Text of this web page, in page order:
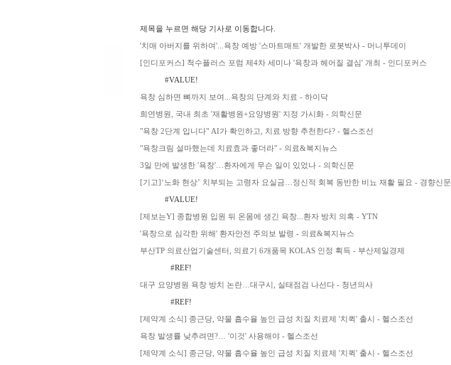
제목을 누르면 해당 기사로 이동합니다.
'치매 아버지를 위하여'...욕창 예방 '스마트매트' 개발한 로봇박사 - 머니투데이
[인디포커스] 척수플러스 포럼 제4차 세미나 '욕창과 헤어질 결심' 개최 - 인디포커스
#VALUE!
욕창 심하면 뼈까지 보여...욕창의 단계와 치료 - 하이닥
희연병원, 국내 최초 '재활병원+요양병원' 지정 가시화 - 의학신문
"욕창 2단계 입니다" AI가 확인하고, 치료 방향 추천한다? - 헬스조선
"욕창크림 설마했는데 치료효과 좋더라" - 의료&복지뉴스
3일 만에 발생한 '욕창'…환자에게 무슨 일이 있었나 - 의학신문
[기고]‘노화 현상’ 치부되는 고령자 요실금…정신적 회복 동반한 비뇨 재활 필요 - 경향신문
#VALUE!
[제보는Y] 종합병원 입원 뒤 온몸에 생긴 욕창...환자 방치 의혹 - YTN
'욕창으로 심각한 위해' 환자안전 주의보 발령 - 의료&복지뉴스
부산TP 의료산업기술센터, 의료기 6개품목 KOLAS 인정 획득 - 부산제일경제
#REF!
대구 요양병원 욕창 방치 논란…대구시, 실태점검 나선다 - 청년의사
#REF!
[제약계 소식] 종근당, 약물 흡수율 높인 급성 치질 치료제 '치퀵' 출시 - 헬스조선
욕창 발생률 낮추려면?… '이것' 사용해야 - 헬스조선
[제약계 소식] 종근당, 약물 흡수율 높인 급성 치질 치료제 '치퀵' 출시 - 헬스조선